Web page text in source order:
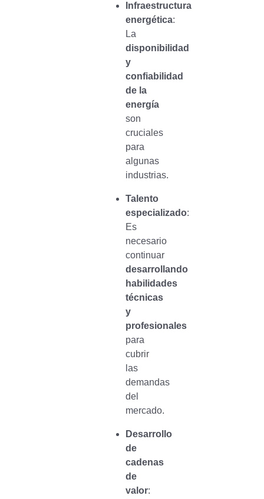
Infraestructura
energética:
La
disponibilidad
y
confiabilidad
de la
energía
son
cruciales
para
algunas
industrias.
Talento
especializado:
Es
necesario
continuar
desarrollando
habilidades
técnicas
y
profesionales
para
cubrir
las
demandas
del
mercado.
Desarrollo
de
cadenas
de
valor: